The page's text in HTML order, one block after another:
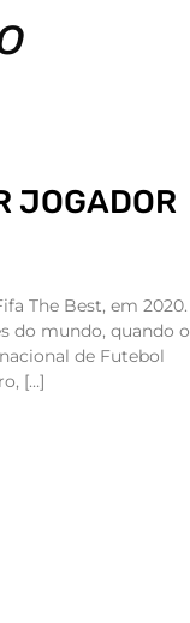
JOGADOR
The Best, em 2020.
do mundo, quando o
de Futebol
[…]